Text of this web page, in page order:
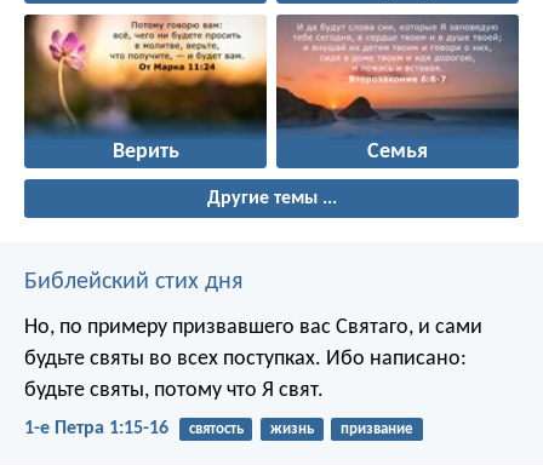
Верить Семья
Другие темы ...
Библейский стих дня
Но, по примеру призвавшего вас Святаго, и сами
будьте святы во всех поступках. Ибо написано:
будьте святы, потому что Я свят.
1-е Петра 1:15-16 святость жизнь призвание